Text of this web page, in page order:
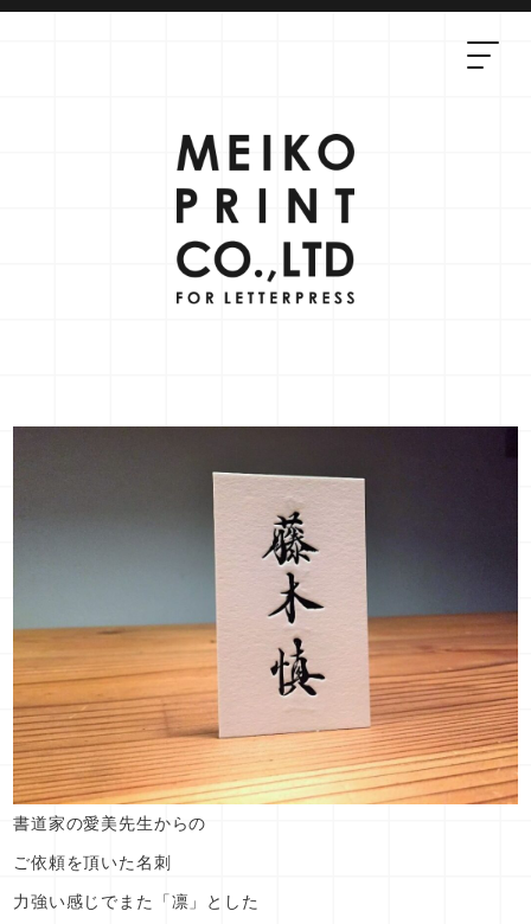
書道家の愛美先生からの
ご依頼を頂いた名刺
力強い感じでまた「凛」とした